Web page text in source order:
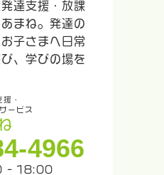
達支援・放課
まね。発達の
子さまへ日常
、学びの場を
・
ービス
4966
- 18:00